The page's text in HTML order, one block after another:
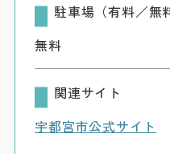
駐車場（有料／無
無料
関連サイト
宇都宮市公式サイト